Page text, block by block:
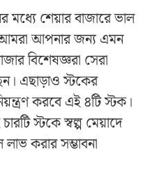
শেয়ার বাজারে ভাল
আপনার জন্য এমন
বিশেষজ্ঞরা সেরা
এছাড়াও স্টকের
করবে এই ৪টি স্টক।
স্টকে স্বল্প মেয়াদে
করার সম্ভাবনা